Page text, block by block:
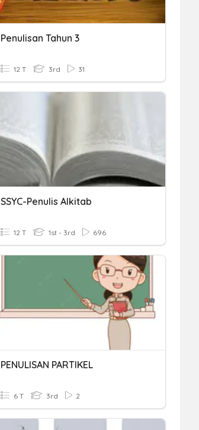
Penulisan Tahun 3
12 T 3rd 31
SSYC-Penulis Alkitab
12 T 1st - 3rd 696
PENULISAN PARTIKEL
6 T 3rd 2